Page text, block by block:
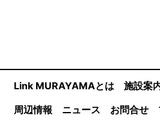
Link MURAYAMAとは 施設案
周辺情報
ニュース お問合せ